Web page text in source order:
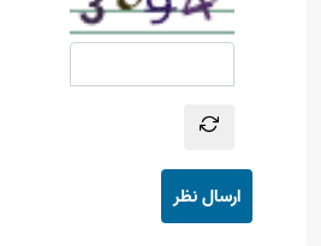
ارسال نظر